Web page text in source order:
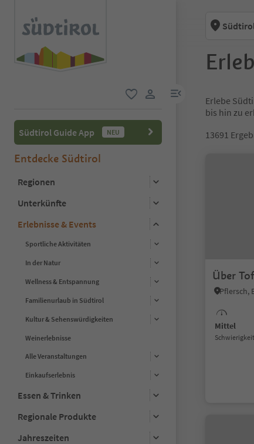
menu link
Südtirol Guide App NEU
Entdecke Südtirol
Regionen
Unterkünfte
Erlebnisse & Events
Sportliche Aktivitäten
In der Natur
Wellness & Entspannung
Familienurlaub in Südtirol
Kultur & Sehenswürdigkeiten
Weinerlebnisse
Alle Veranstaltungen
Einkaufserlebnis
Essen & Trinken
Regionale Produkte
Jahreszeiten
Erlebe
bis hin zu
13691
Über
Pflersch,
Mittel
Schwierigkeitsgrad